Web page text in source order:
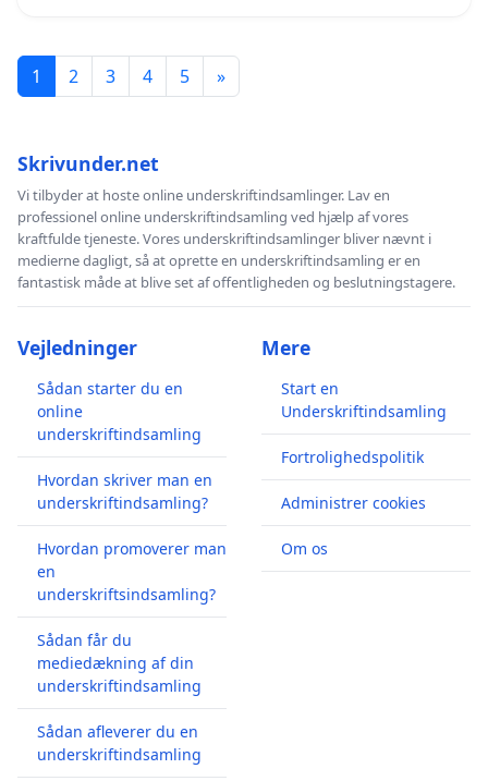
1 2 3 4 5 »
Skrivunder.net
Vi tilbyder at hoste online underskriftindsamlinger. Lav en
professionel online underskriftindsamling ved hjælp af vores
kraftfulde tjeneste. Vores underskriftindsamlinger bliver nævnt i
medierne dagligt, så at oprette en underskriftindsamling er en
fantastisk måde at blive set af offentligheden og beslutningstagere.
Vejledninger
Sådan starter du en
online
underskriftindsamling
Hvordan skriver man en
underskriftindsamling?
Hvordan promoverer man
en
underskriftsindsamling?
Sådan får du
mediedækning af din
underskriftindsamling
Sådan afleverer du en
underskriftindsamling
Mere
Start en
Underskriftindsamling
Fortrolighedspolitik
Administrer cookies
Om os